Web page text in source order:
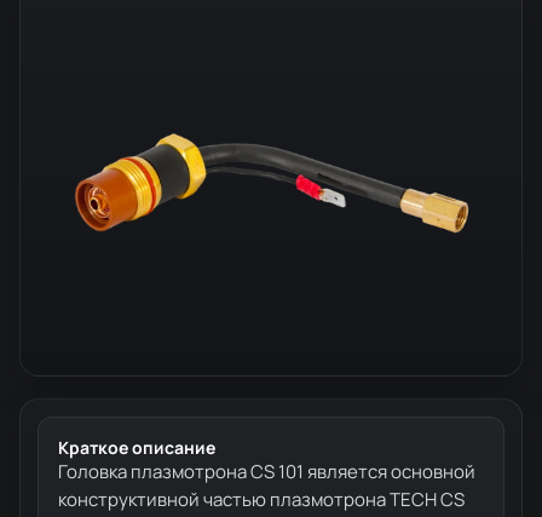
Краткое описание
Головка плазмотрона CS 101 является основной
конструктивной частью плазмотрона TECH CS